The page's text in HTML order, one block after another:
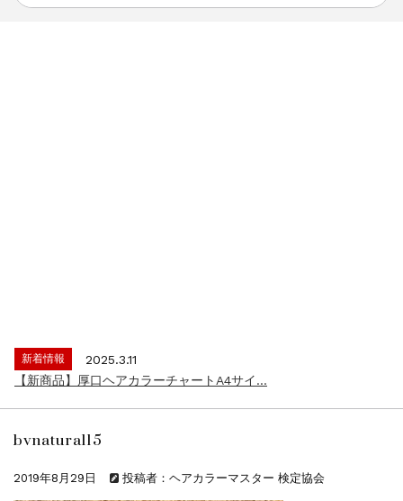
新着情報
2025.3.11
【新商品】厚口ヘアカラーチャートA4サイ...
新着情報
2024.4.10
新着情報
bvnatural15
2019年8月29日 投稿者：ヘアカラーマスター 検定協会